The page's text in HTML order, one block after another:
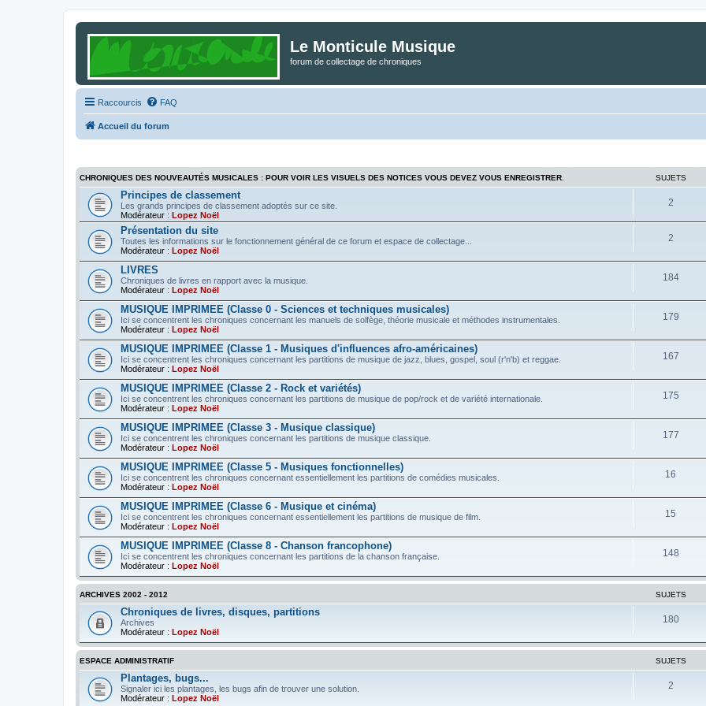
Le Monticule Musique
forum de collectage de chroniques
Raccourcis FAQ
Accueil du forum
CHRONIQUES DES NOUVEAUTÉS MUSICALES : POUR VOIR LES VISUELS DES NOTICES VOUS DEVEZ VOUS ENREGISTRER. SUJETS
Principes de classement
Les grands principes de classement adoptés sur ce site.
Modérateur : Lopez Noël
2
Présentation du site
Toutes les informations sur le fonctionnement général de ce forum et espace de collectage...
Modérateur : Lopez Noël
2
LIVRES
Chroniques de livres en rapport avec la musique.
Modérateur : Lopez Noël
184
MUSIQUE IMPRIMEE (Classe 0 - Sciences et techniques musicales)
Ici se concentrent les chroniques concernant les manuels de solfège, théorie musicale et méthodes instrumentales.
Modérateur : Lopez Noël
179
MUSIQUE IMPRIMEE (Classe 1 - Musiques d'influences afro-américaines)
Ici se concentrent les chroniques concernant les partitions de musique de jazz, blues, gospel, soul (r'n'b) et reggae.
Modérateur : Lopez Noël
167
MUSIQUE IMPRIMEE (Classe 2 - Rock et variétés)
Ici se concentrent les chroniques concernant les partitions de musique de pop/rock et de variété internationale.
Modérateur : Lopez Noël
175
MUSIQUE IMPRIMEE (Classe 3 - Musique classique)
Ici se concentrent les chroniques concernant les partitions de musique classique.
Modérateur : Lopez Noël
177
MUSIQUE IMPRIMEE (Classe 5 - Musiques fonctionnelles)
Ici se concentrent les chroniques concernant essentiellement les partitions de comédies musicales.
Modérateur : Lopez Noël
16
MUSIQUE IMPRIMEE (Classe 6 - Musique et cinéma)
Ici se concentrent les chroniques concernant essentiellement les partitions de musique de film.
Modérateur : Lopez Noël
15
MUSIQUE IMPRIMEE (Classe 8 - Chanson francophone)
Ici se concentrent les chroniques concernant les partitions de la chanson française.
Modérateur : Lopez Noël
148
ARCHIVES 2002 - 2012 SUJETS
Chroniques de livres, disques, partitions
Archives
Modérateur : Lopez Noël
180
ESPACE ADMINISTRATIF SUJETS
Plantages, bugs...
Signaler ici les plantages, les bugs afin de trouver une solution.
Modérateur : Lopez Noël
2